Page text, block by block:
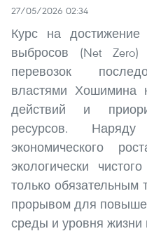
27/05/2026 02:34
Курс на достижение
выбросов (Net
перевозок
властями Хошимина
действий и
ресурсов.
экономического
экологически
только
прорывом для
среды и уровня жизни